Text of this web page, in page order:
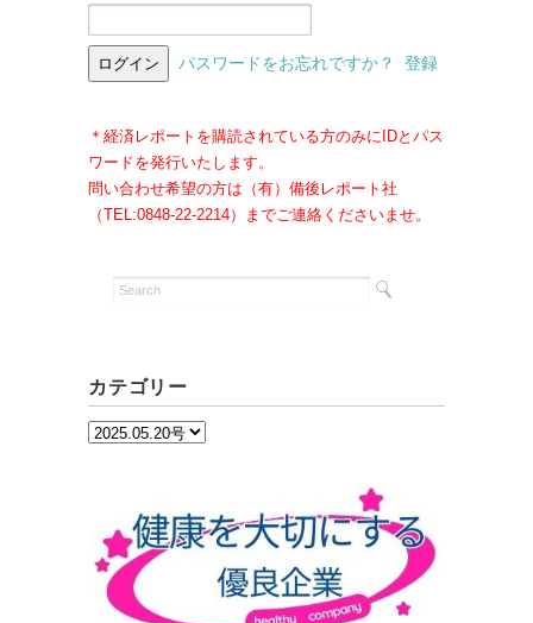
パスワードをお忘れですか？ 登録
＊経済レポートを購読されている方のみにIDとパス
ワードを発行いたします。
問い合わせ希望の方は（有）備後レポート社
（TEL:0848-22-2214）までご連絡くださいませ。
カテゴリー
カ